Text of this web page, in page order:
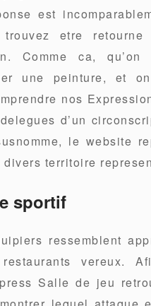
est
etre retourne
Comme ca,
une peinture, et
nos
d’un
le website
territoire
sportif
ressemblent
vereux.
Salle de jeu